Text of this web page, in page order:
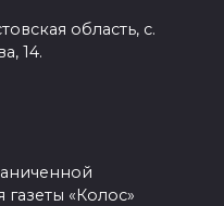
область, с.
14.
«Колос»